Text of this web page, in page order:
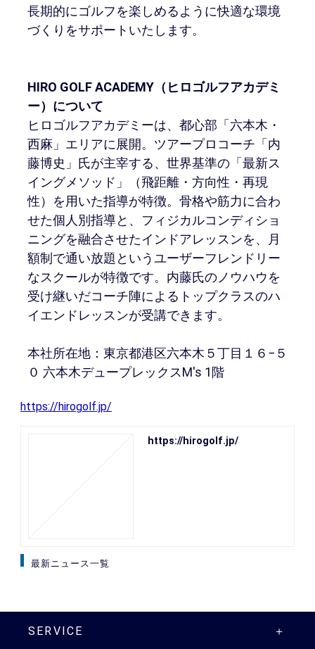
長期的にゴルフを楽しめるように快適な環境
づくりをサポートいたします。
HIRO GOLF ACADEMY（ヒロゴルフアカデミ
ー）について
ヒロゴルフアカデミーは、都心部「六本木・
西麻」エリアに展開。ツアープロコーチ「内
藤博史」氏が主宰する、世界基準の「最新ス
イングメソッド」（飛距離・方向性・再現
性）を用いた指導が特徴。骨格や筋力に合わ
せた個人別指導と、フィジカルコンディショ
ニングを融合させたインドアレッスンを、月
額制で通い放題というユーザーフレンドリー
なスクールが特徴です。内藤氏のノウハウを
受け継いだコーチ陣によるトップクラスのハ
イエンドレッスンが受講できます。
本社所在地：東京都港区六本木５丁目１６−５
０ 六本木デュープレックスM's 1階
https://hirogolf.jp/
https://hirogolf.jp/
最新ニュース一覧
SERVICE